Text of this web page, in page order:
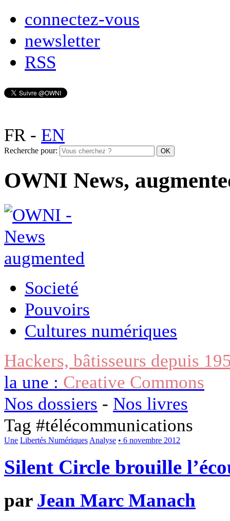
connectez-vous
newsletter
RSS
FR- EN
Recherche pour:
OWNI News,
Societé
Pouvoirs
Cultures numériques
Hackers, bâtisseurs depuis
la une : Creative Commons
Nos dossiers - Nos livres
Tag #télécommunications
Une Libertés Numériques Analyse • 6 novembre 2012
Silent Circle brouille
par Jean Marc Manach